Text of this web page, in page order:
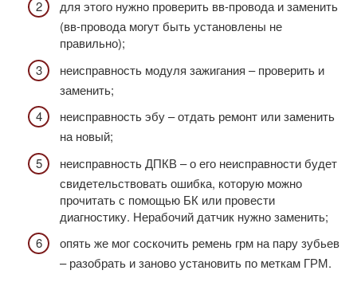
для этого нужно проверить вв-провода и заменить
(вв-провода могут быть установлены не
правильно);
неисправность модуля зажигания – проверить и
заменить;
неисправность эбу – отдать ремонт или заменить
на новый;
неисправность ДПКВ – о его неисправности будет
свидетельствовать ошибка, которую можно
прочитать с помощью БК или провести
диагностику. Нерабочий датчик нужно заменить;
опять же мог соскочить ремень грм на пару зубьев
– разобрать и заново установить по меткам ГРМ.